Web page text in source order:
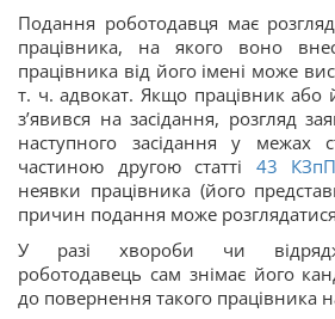
Подання роботодавця має
працівника, на якого воно
працівника від його імені може
т. ч. адвокат. Якщо працівник або
з’явився на засідання, розгляд
наступного засідання у межах
частиною другою статті 43 КЗпП
неявки працівника (його
причин подання може розглядатися
У разі хвороби чи
роботодавець сам знімає його
до повернення такого працівника